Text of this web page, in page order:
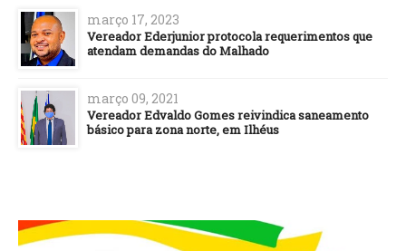
março 17, 2023
Vereador Ederjunior protocola requerimentos que
atendam demandas do Malhado
março 09, 2021
Vereador Edvaldo Gomes reivindica saneamento
básico para zona norte, em Ilhéus